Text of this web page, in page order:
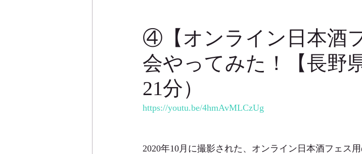
④【オンライン日本酒
会やってみた！【長野
21分）
https://youtu.be/4hmAvMLCzUg
2020年10月に撮影された、オンライン日本酒フェス用